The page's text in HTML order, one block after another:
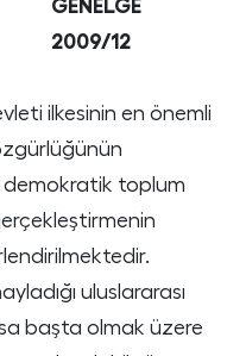
GENELGE
ilkesinin en önemli
demokratik toplum
uluslararası
başta olmak üzere